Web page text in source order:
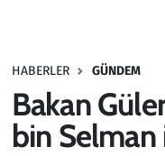
HABERLER GÜNDEM
Bakan
bin
Haber
Kültür Sanat